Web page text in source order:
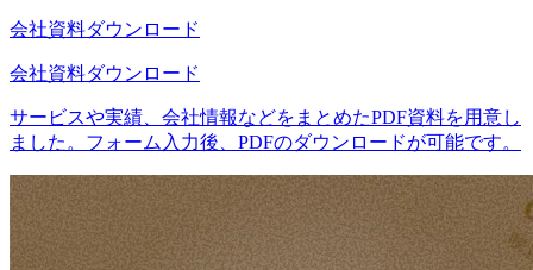
会社資料ダウンロード
会社資料ダウンロード
サービスや実績、会社情報などをまとめたPDF資料を用意し
ました。フォーム入力後、PDFのダウンロードが可能です。